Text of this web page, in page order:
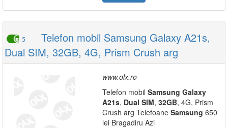
5
Telefon mobil Samsung Galaxy A21s,
Dual SIM, 32GB, 4G, Prism Crush arg
www.olx.ro
Telefon mobil Samsung Galaxy
A21s, Dual SIM, 32GB, 4G, Prism
Crush arg Telefoane Samsung 650
lei Bragadiru Azi